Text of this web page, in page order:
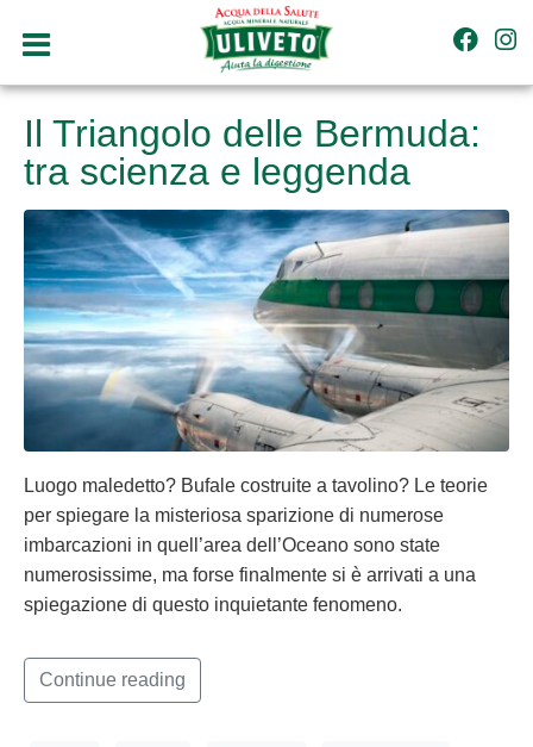
Il Triangolo delle Bermuda:
tra scienza e leggenda
Luogo maledetto? Bufale costruite a tavolino? Le teorie
per spiegare la misteriosa sparizione di numerose
imbarcazioni in quell’area dell’Oceano sono state
numerosissime, ma forse finalmente si è arrivati a una
spiegazione di questo inquietante fenomeno.
Continue reading